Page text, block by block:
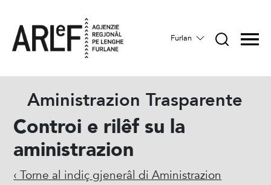
Furlan
Aministrazion Trasparente
Controi e rilêf su la
aministrazion
‹ Torne al indiç gjenerâl di Aministrazion